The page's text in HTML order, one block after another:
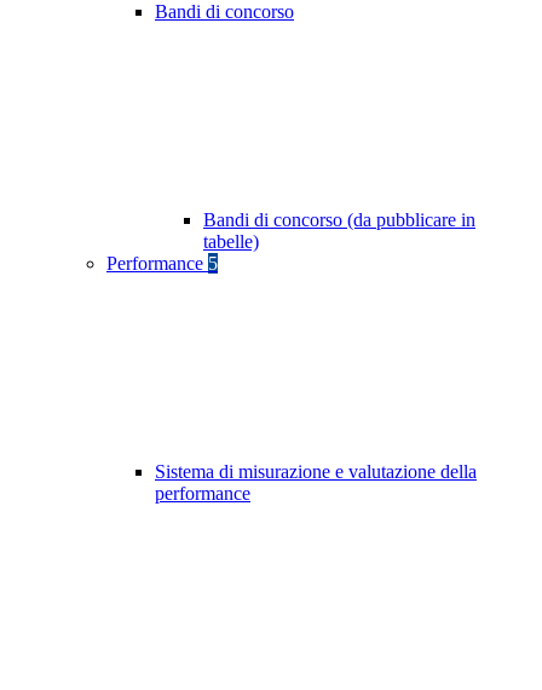
Bandi di concorso
Bandi di concorso (da pubblicare in
tabelle)
Performance 5
Sistema di misurazione e valutazione della
performance